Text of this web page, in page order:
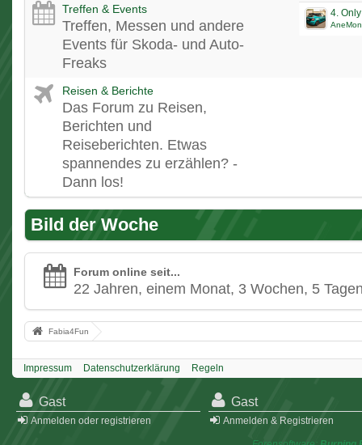
Treffen & Events
Treffen, Messen und andere
Events für Skoda- und Auto-
Freaks
4.
Reisen & Berichte
Das Forum zu Reisen,
Berichten und
Reiseberichten. Etwas
spannendes zu erzählen? -
Dann los!
Bild der Woche
Forum online seit...
22 Jahren, einem Monat, 3 Wochen, 5
Fabia4Fun
Impressum Datenschutzerklärung Regeln
Gast
Anmelden oder registrieren
Gast
Anmelden & Registrieren